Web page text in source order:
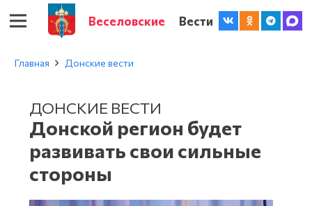
Веселовские Вести
Главная Донские вести
ДОНСКИЕ ВЕСТИ
Донской регион будет
развивать свои сильные
стороны